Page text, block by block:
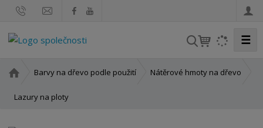
V
h
☰
o
Barvy na dřevo podle použití Nátěrové hmoty na dřevo
Lazury na ploty